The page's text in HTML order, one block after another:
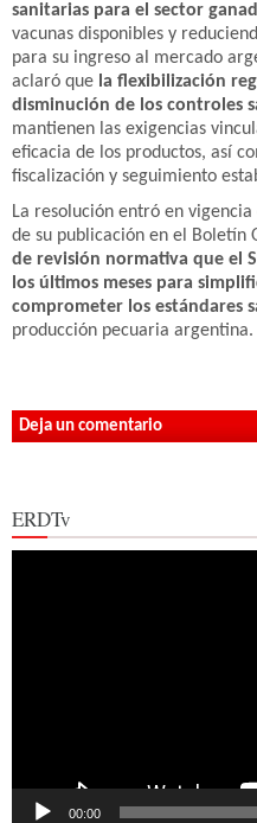
sanitarias para el sector
vacunas disponibles y
para su ingreso al mercado
aclaró que la flexibilización
disminución de los controles
mantienen las exigencias
eficacia de los productos, así
fiscalización y seguimiento
La resolución entró en
de su publicación en el Boletín
de revisión normativa que el
los últimos meses para
comprometer los estándares
producción pecuaria argentina.
Deja un comentario
ERDTv
00:00